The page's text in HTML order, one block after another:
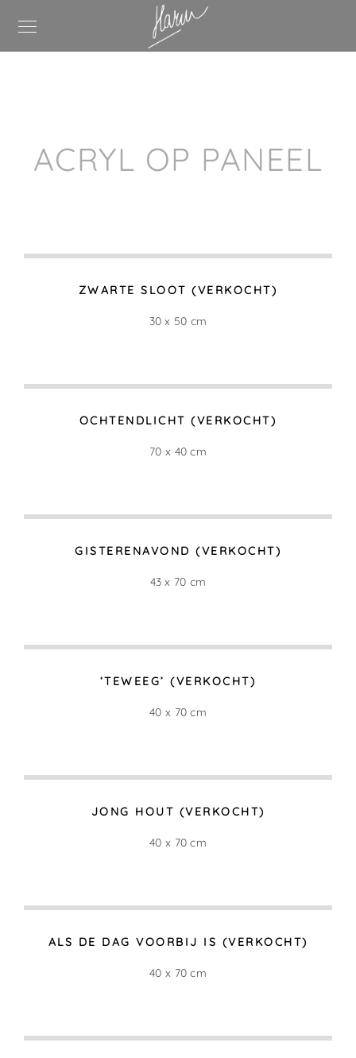
ACRYL OP PANEEL
ZWARTE SLOOT (VERKOCHT)
30 x 50 cm
OCHTENDLICHT (VERKOCHT)
70 x 40 cm
GISTERENAVOND (VERKOCHT)
43 x 70 cm
‘TEWEEG’ (VERKOCHT)
40 x 70 cm
JONG HOUT (VERKOCHT)
40 x 70 cm
ALS DE DAG VOORBIJ IS (VERKOCHT)
40 x 70 cm